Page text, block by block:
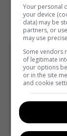
Пишемо з
Підпишіться
Your personal
your device
data) may be
partners, or
may use
Some vendors
of legitimate
your options
or in the site
and cookie